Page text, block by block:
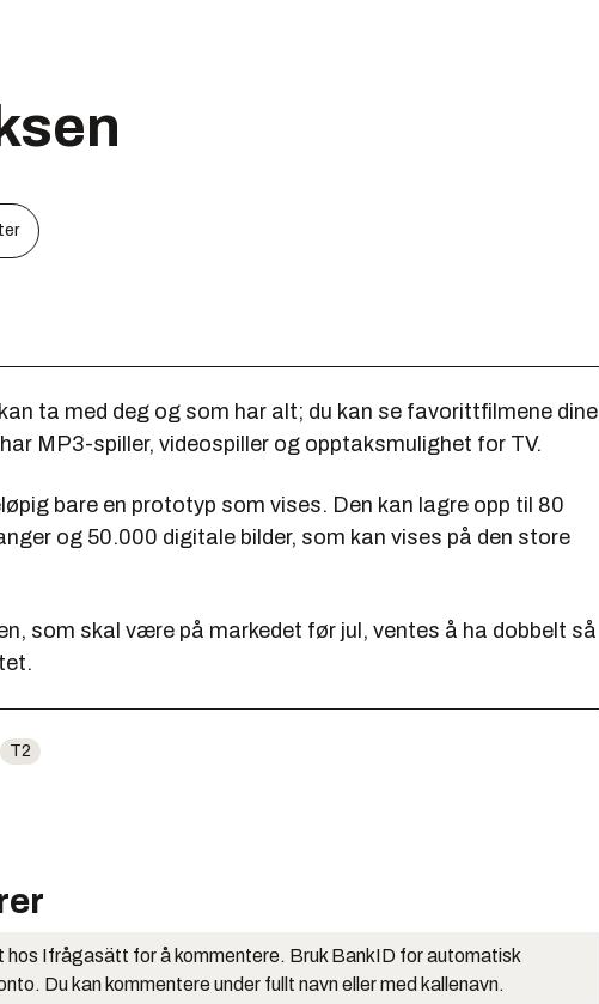
ta med deg og som har alt; du kan se favorittfilmene dine
MP3-spiller, videospiller og opptaksmulighet for TV.
bare en prototyp som vises. Den kan lagre opp til 80
og 50.000 digitale bilder, som kan vises på den store
som skal være på markedet før jul, ventes å ha dobbelt så
T2
hos Ifrågasätt for å kommentere. Bruk BankID for automatisk
Du kan kommentere under fullt navn eller med kallenavn.